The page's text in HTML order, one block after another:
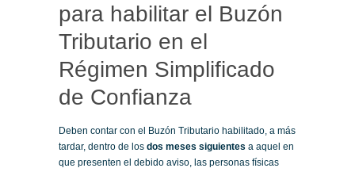
para habilitar el Buzón
Tributario en el
Régimen Simplificado
de Confianza
Deben contar con el Buzón Tributario habilitado, a más
tardar, dentro de los dos meses siguientes a aquel en
que presenten el debido aviso, las personas físicas